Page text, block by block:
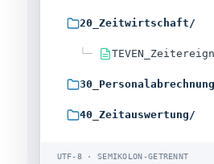
20_Zeitwirtschaft/
   └─
40_Zeitauswertung/
UTF-8 · SEMIKOLON-GETRENNT